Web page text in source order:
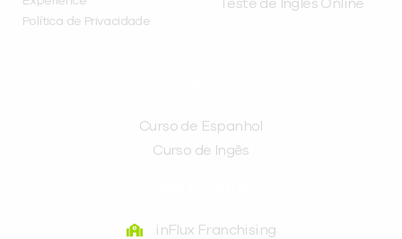
Política de Privacidade
Teste de Inglês Online
Curso de Espanhol
Curso de Ingês
inFlux Franchising